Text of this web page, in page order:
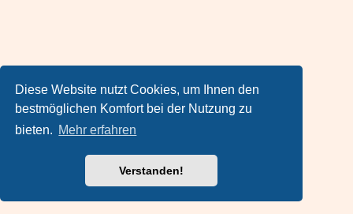
Diese Website nutzt Cookies, um Ihnen den
bestmöglichen Komfort bei der Nutzung zu
bieten. Mehr erfahren
Verstanden!